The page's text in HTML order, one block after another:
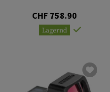
CHF 758.90
Lagernd